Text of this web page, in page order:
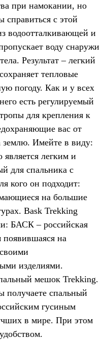
при намокании, но
справиться с этой
водоотталкивающей и
воду снаружи
Результат – легкий
тепловые
погоду. Как и у всех
есть регулируемый
для крепления к
вас от
землю. Имейте в виду:
легким и
для спальника с
кого он подходит:
на большие
Bask Trekking
БАСК – российская
появившаяся на
изделиями.
мешок Trekking.
получаете спальный
гусиным
в мире. При этом